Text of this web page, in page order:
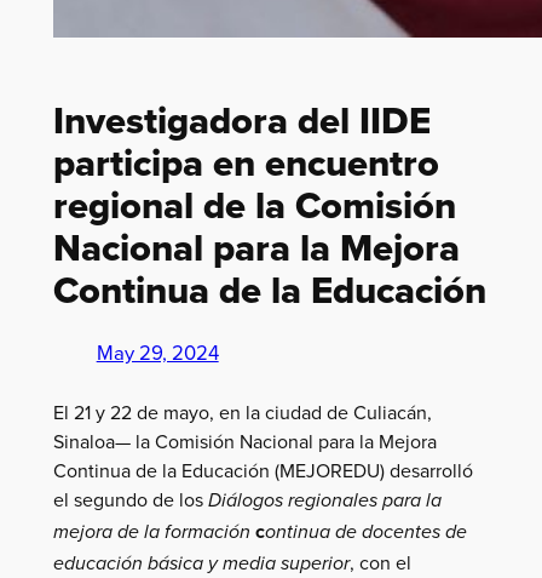
Investigadora del IIDE
participa en encuentro
regional de la Comisión
Nacional para la Mejora
Continua de la Educación
May 29, 2024
El 21 y 22 de mayo, en la ciudad de Culiacán,
Sinaloa— la Comisión Nacional para la Mejora
Continua de la Educación (MEJOREDU) desarrolló
el segundo de los Diálogos regionales para la
mejora de la formación continua de docentes de
educación básica y media superior, con el